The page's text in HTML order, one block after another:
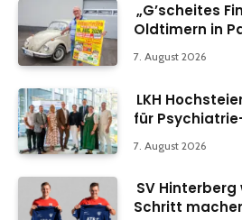
„G’scheites
Oldtimern in
7. August 2026
LKH
für
7. August 2026
SV
Schritt